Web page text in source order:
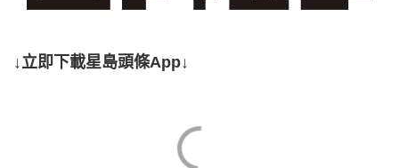
↓立即下載星島頭條App↓